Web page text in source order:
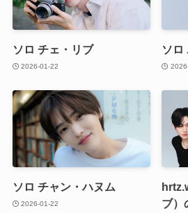
ソロ チェ・リブ
2026-01-22
ソロ
ソロ チャン・ハヌム
2026-01-22
ブ）